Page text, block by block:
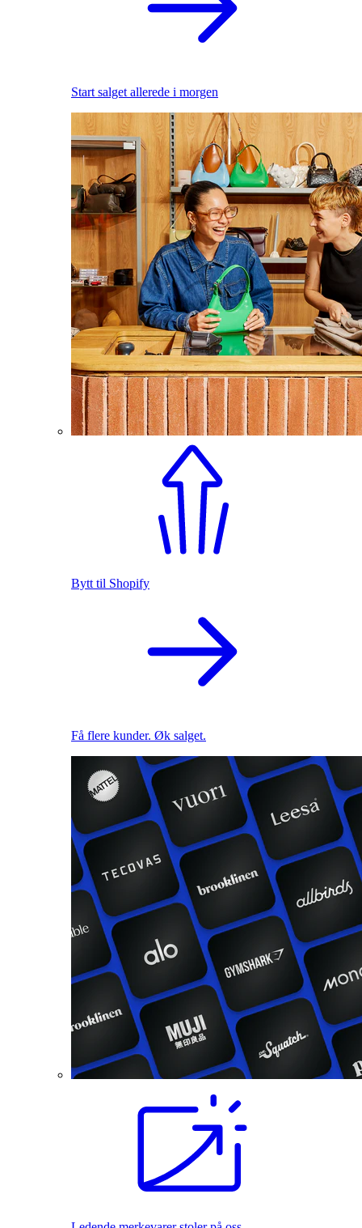
Start salget allerede i morgen
Bytt til Shopify
Få flere kunder. Øk salget.